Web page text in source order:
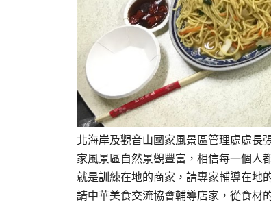
北海岸及觀音山國家風景區管理處處長
家風景區自然景觀豐富，相信每一個人
就是訓練在地的商家，請專家輔導在地
請中華美食交流協會輔導店家，從食材